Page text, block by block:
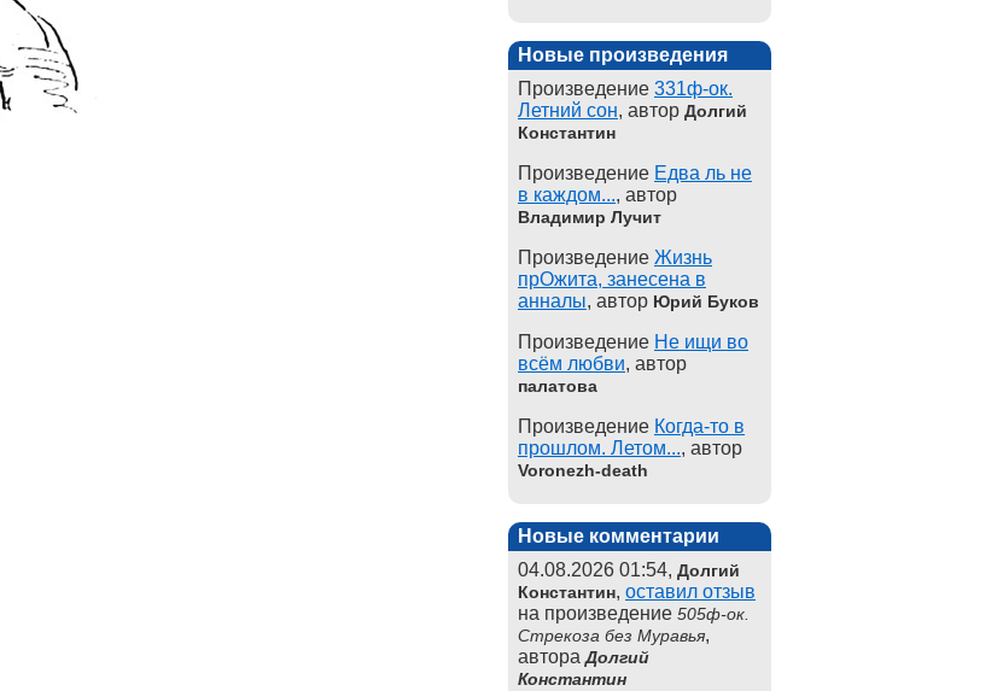
Новые произведения
Произведение 331ф-ок.
Летний сон, автор Долгий
Константин
Произведение Едва ль не
в каждом..., автор
Владимир Лучит
Произведение Жизнь
прОжита, занесена в
анналы, автор Юрий Буков
Произведение Не ищи во
всём любви, автор
палатова
Произведение Когда-то в
прошлом. Летом..., автор
Voronezh-death
Новые комментарии
04.08.2026 01:54, Долгий
Константин, оставил отзыв
на произведение 505ф-ок.
Стрекоза без Муравья,
автораДолгий
Константин